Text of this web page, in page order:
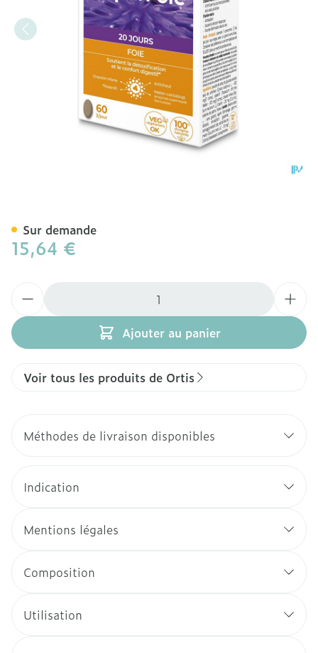
15,64 €
Ajouter au panier
Sur demande
Voir tous les produits de Ortis
Méthodes de livraison disponibles
Indication
Mentions légales
Composition
Utilisation